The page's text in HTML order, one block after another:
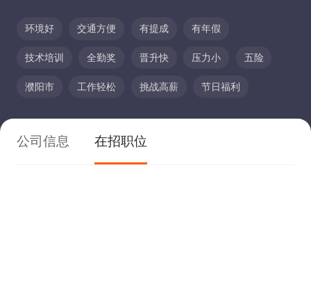
环境好 交通方便 有提成 有年假
技术培训 全勤奖 晋升快 压力小 五险
濮阳市 工作轻松 挑战高薪 节日福利
公司信息 在招职位